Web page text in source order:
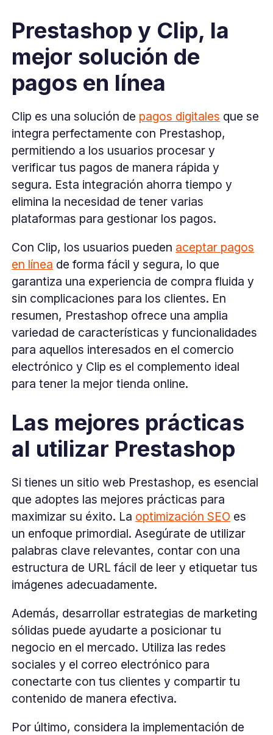
Prestashop y Clip, la
mejor solución de
pagos en línea
Clip es una solución de pagos digitales que se
integra perfectamente con Prestashop,
permitiendo a los usuarios procesar y
verificar tus pagos de manera rápida y
segura. Esta integración ahorra tiempo y
elimina la necesidad de tener varias
plataformas para gestionar los pagos.
Con Clip, los usuarios pueden aceptar pagos
en línea de forma fácil y segura, lo que
garantiza una experiencia de compra fluida y
sin complicaciones para los clientes. En
resumen, Prestashop ofrece una amplia
variedad de características y funcionalidades
para aquellos interesados en el comercio
electrónico y Clip es el complemento ideal
para tener la mejor tienda online.
Las mejores prácticas
al utilizar Prestashop
Si tienes un sitio web Prestashop, es esencial
que adoptes las mejores prácticas para
maximizar su éxito. La optimización SEO es
un enfoque primordial. Asegúrate de utilizar
palabras clave relevantes, contar con una
estructura de URL fácil de leer y etiquetar tus
imágenes adecuadamente.
Además, desarrollar estrategias de marketing
sólidas puede ayudarte a posicionar tu
negocio en el mercado. Utiliza las redes
sociales y el correo electrónico para
conectarte con tus clientes y compartir tu
contenido de manera efectiva.
Por último, considera la implementación de